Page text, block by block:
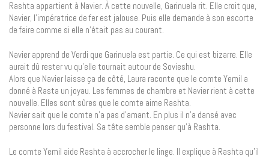
Rashta appartient à Navier. À cette nouvelle, Garinuela rit. Elle croit que,
Navier, l’impératrice de fer est jalouse. Puis elle demande à son escorte
de faire comme si elle n’était pas au courant.
Navier apprend de Verdi que Garinuela est partie. Ce qui est bizarre. Elle
aurait dû rester vu qu’elle tournait autour de Sovieshu.
Alors que Navier laisse ça de côté, Laura raconte que le comte Yemil a
donné à Rasta un joyau. Les femmes de chambre et Navier rient à cette
nouvelle. Elles sont sûres que le comte aime Rashta.
Navier sait que le comte n’a pas d’amant. En plus il n’a dansé avec
personne lors du festival. Sa tête semble penser qu’à Rashta.
Le comte Yemil aide Rashta à accrocher le linge. Il explique à Rashta qu’il